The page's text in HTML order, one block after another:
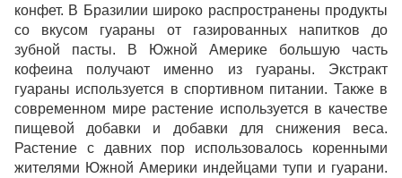
конфет. В Бразилии широко распространены продукты
со вкусом гуараны от газированных напитков до
зубной пасты. В Южной Америке большую часть
кофеина получают именно из гуараны. Экстракт
гуараны используется в спортивном питании. Также в
современном мире растение используется в качестве
пищевой добавки и добавки для снижения веса.
Растение с давних пор использовалось коренными
жителями Южной Америки индейцами тупи и гуарани.